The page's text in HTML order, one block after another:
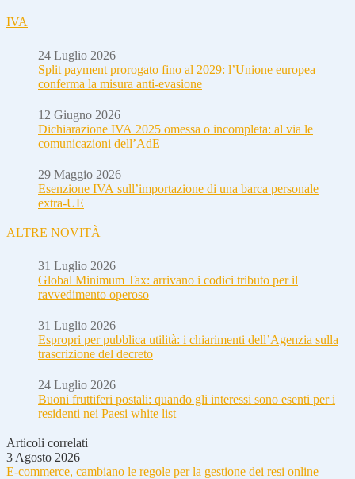
IVA
24 Luglio 2026
Split payment prorogato fino al 2029: l’Unione europea
conferma la misura anti-evasione
12 Giugno 2026
Dichiarazione IVA 2025 omessa o incompleta: al via le
comunicazioni dell’AdE
29 Maggio 2026
Esenzione IVA sull’importazione di una barca personale
extra-UE
ALTRE NOVITÀ
31 Luglio 2026
Global Minimum Tax: arrivano i codici tributo per il
ravvedimento operoso
31 Luglio 2026
Espropri per pubblica utilità: i chiarimenti dell’Agenzia sulla
trascrizione del decreto
24 Luglio 2026
Buoni fruttiferi postali: quando gli interessi sono esenti per i
residenti nei Paesi white list
Articoli correlati
3 Agosto 2026
E-commerce, cambiano le regole per la gestione dei resi online